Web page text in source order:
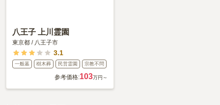
八王子 上川霊園
東京都 / 八王子市
3.1
一般墓 樹木葬 民営霊園 宗教不問
参考価格:103万円～